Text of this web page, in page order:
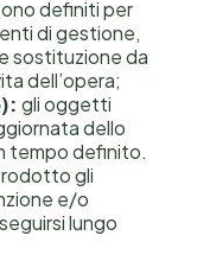
definiti per
di gestione,
sostituzione da
dell’opera;
gli oggetti
dello
tempo definito.
gli
e/o
lungo